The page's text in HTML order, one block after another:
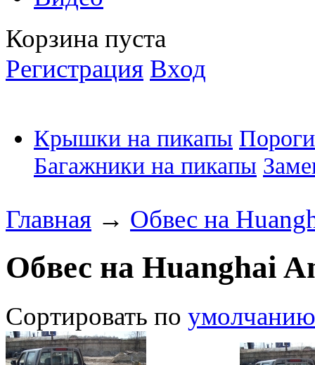
Корзина пуста
Регистрация Вход
Крышки на пикапы
Багажники на пикапы
Главная → Обвес на
Обвес на Huanghai
Сортировать по умолчанию